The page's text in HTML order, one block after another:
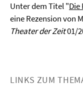
Unter dem Titel "Die
eine Rezension von
Theater der Zeit01/
LINKS ZUM